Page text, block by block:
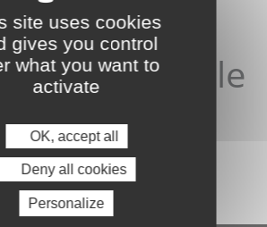
depuis le
2026
le site 05/05/2026 10:14:49
le site 17/05/2026 06:42:52
site uses cookies
gives you control
what you want to
activate
OK, accept all
Deny all cookies
Personalize